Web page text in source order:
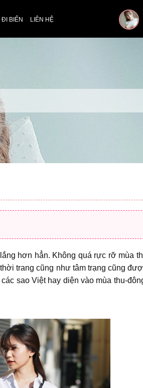
ĐI BIỂN LIÊN HỆ
hơn hẳn. Không quá rực rỡ mùa
trang cũng như tâm trạng cũng
sao Việt hay diện vào mùa thu-